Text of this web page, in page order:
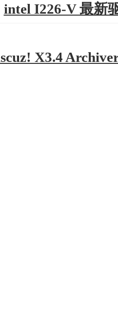
intel I226-V 最新
X3.4